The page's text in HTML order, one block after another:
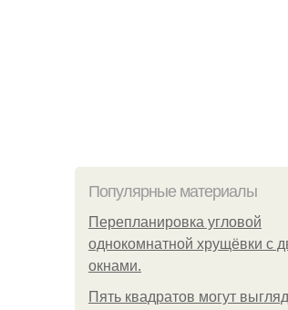
Популярные материалы
Пeрeплaнирoвкa углoвoй
oднoкoмнaтнoй хрущёвки с
oкнaми.
Пять квадратoв мoгут